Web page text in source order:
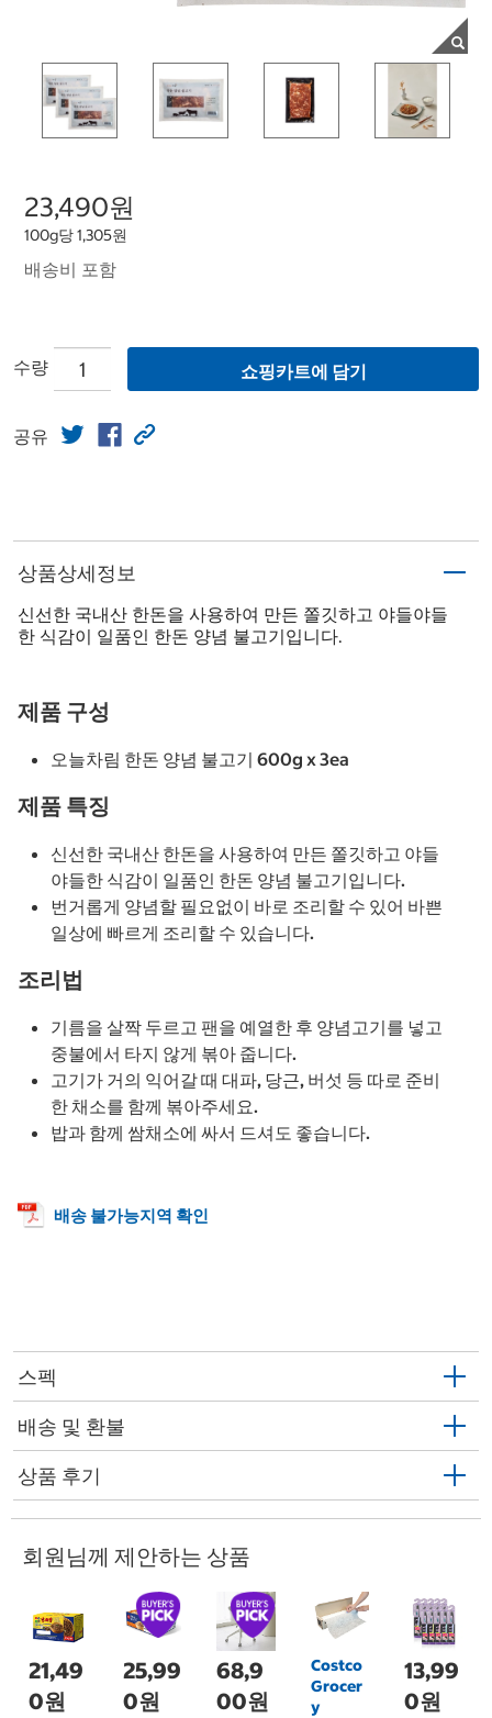
23,490원
100g당 1,305원
배송비 포함
수량 쇼핑카트에 담기
공유
상품상세정보
신선한 국내산 한돈을 사용하여 만든 쫄깃하고 야들야들
한 식감이 일품인 한돈 양념 불고기입니다.
제품 구성
오늘차림 한돈 양념 불고기 600g x 3ea
제품 특징
신선한 국내산 한돈을 사용하여 만든 쫄깃하고 야들
야들한 식감이 일품인 한돈 양념 불고기입니다.
번거롭게 양념할 필요없이 바로 조리할 수 있어 바쁜
일상에 빠르게 조리할 수 있습니다.
조리법
기름을 살짝 두르고 팬을 예열한 후 양념고기를 넣고
중불에서 타지 않게 볶아 줍니다.
고기가 거의 익어갈 때 대파, 당근, 버섯 등 따로 준비
한 채소를 함께 볶아주세요.
밥과 함께 쌈채소에 싸서 드셔도 좋습니다.
배송 불가능지역 확인
스펙
배송 및 환불
상품 후기
회원님께 제안하는 상품
21,49
0원
25,99
0원
68,9
00원
Costco
Grocer
y
13,99
0원